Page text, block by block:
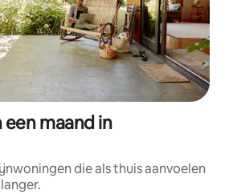
maand in
die als thuis aanvoelen